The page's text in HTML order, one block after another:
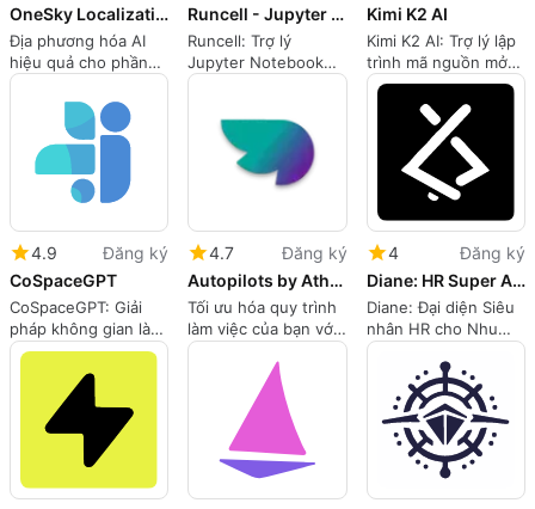
OneSky Localization Agent
Địa phương hóa AI
hiệu quả cho phần
mềm toàn cầu
Runcell - Jupyter AI Agent
Runcell: Trợ lý
Jupyter Notebook
được hỗ trợ bởi AI
Kimi K2 AI
Kimi K2 AI: Trợ lý lập
trình mã nguồn mở
tiên tiến
4.9
Đăng ký
CoSpaceGPT
CoSpaceGPT: Giải
pháp không gian làm
việc AI an toàn
4.7
Đăng ký
Autopilots by Athena AI
Tối ưu hóa quy trình
làm việc của bạn với
Autopilots
4
Đăng ký
Diane: HR Super Agent by Lyzr
Diane: Đại diện Siêu
nhân HR cho Nhu
cầu HR Hiện đại